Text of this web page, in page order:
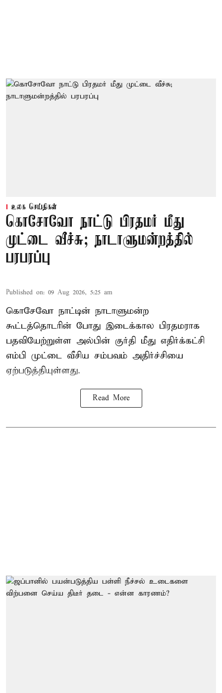
உலக செய்திகள்
கொசோவோ நாட்டு பிரதமர் மீது
முட்டை வீச்சு; நாடாளுமன்றத்தில்
பரபரப்பு
Published on: 09 Aug 2026, 5:25 am
கொசேவோ நாட்டின் நாடாளுமன்ற
கூட்டத்தொடரின் போது இடைக்கால பிரதமராக
பதவியேற்றுள்ள அல்பின் குர்தி மீது எதிர்க்கட்சி
எம்பி முட்டை வீசிய சம்பவம் அதிர்ச்சியை
ஏற்படுத்தியுள்ளது.
Read More